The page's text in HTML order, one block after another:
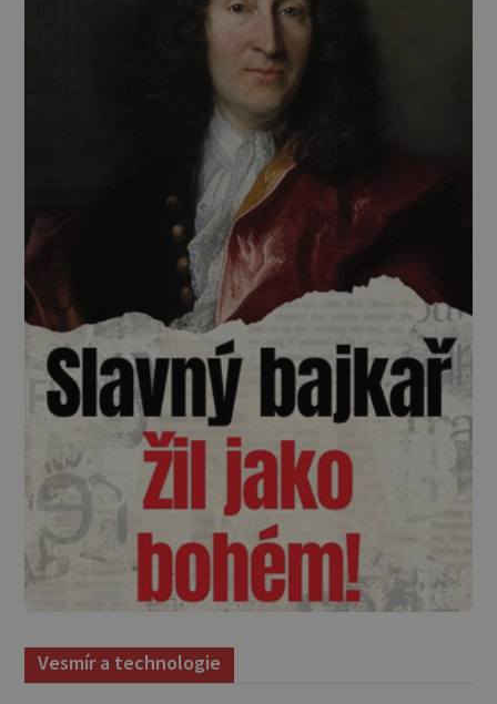
Vesmír a technologie